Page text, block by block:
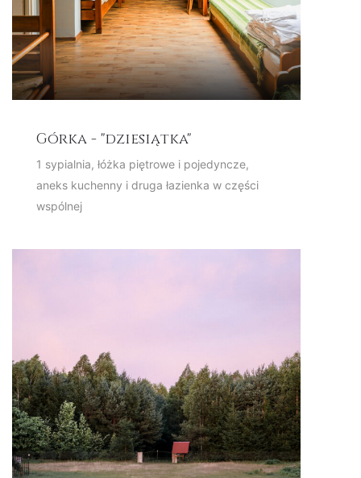
Górka - "dziesiątka"
1 sypialnia, łóżka piętrowe i pojedyncze,
aneks kuchenny i druga łazienka w części
wspólnej